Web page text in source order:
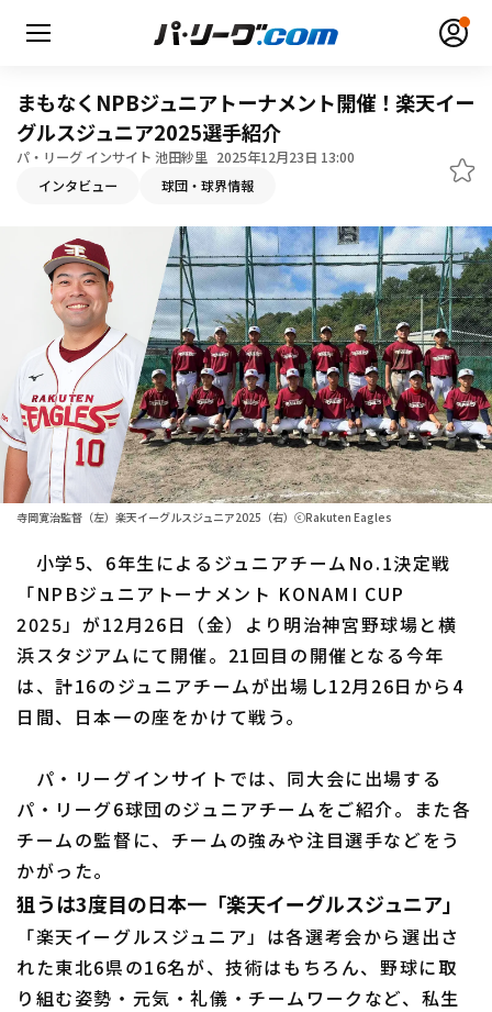
無料アカウント登録
HOME
動画
日程・結果
順位表･成績
1軍公式戦
ファーム東地区
ファーム中地区
交流戦
選手名鑑
北海道日本ハムファイターズ
東北楽天ゴールデンイーグルス
埼玉西武ライオンズ
千葉ロッテマリーンズ
オリックス・バファローズ
福岡ソフトバンクホークス
設定
まもなくNPBジュニアトーナメント開催！楽天イー
グルスジュニア2025選手紹介
パ・リーグ インサイト 池田紗里 2025年12月23日 13:00
インタビュー 球団・球界情報
寺岡寛治監督（左）楽天イーグルスジュニア2025（右）ⓒRakuten Eagles
小学5、6年生によるジュニアチームNo.1決定戦
「NPBジュニアトーナメント KONAMI CUP
2025」が12月26日（金）より明治神宮野球場と横
浜スタジアムにて開催。21回目の開催となる今年
は、計16のジュニアチームが出場し12月26日から4
日間、日本一の座をかけて戦う。
パ・リーグインサイトでは、同大会に出場する
パ・リーグ6球団のジュニアチームをご紹介。また各
チームの監督に、チームの強みや注目選手などをう
かがった。
狙うは3度目の日本一「楽天イーグルスジュニア」
「楽天イーグルスジュニア」は各選考会から選出さ
れた東北6県の16名が、技術はもちろん、野球に取
り組む姿勢・元気・礼儀・チームワークなど、私生